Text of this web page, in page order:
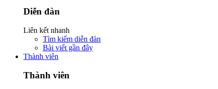
Diễn đàn
Liên kết nhanh
Tìm kiếm diễn đàn
Bài viết gần đây
Thành viên
Thành viên